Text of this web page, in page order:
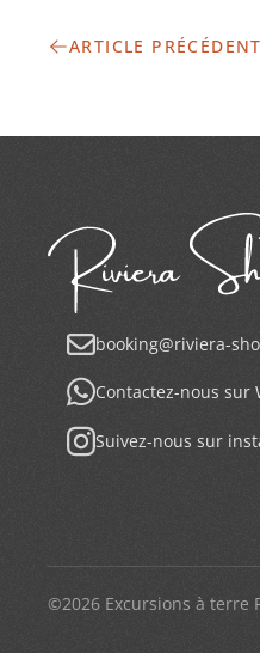
ARTICLE PRÉCÉDENT
booking@riviera-
Contactez-nous sur
Suivez-nous sur
©2026 Excursions à terre